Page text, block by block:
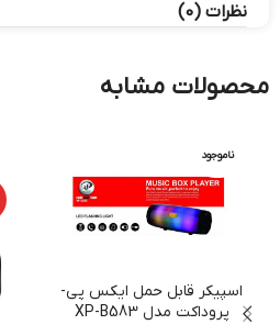
نظرات (0)
محصولات مشابه
ناموجود
اسپیکر قابل حمل ایکس پی-
پروداکت مدل XP-B583